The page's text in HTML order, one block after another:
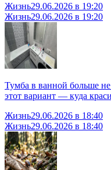
Жизнь29.06.2026 в 19:20
Жизнь29.06.2026 в 19:20
Тумба в ванной больше
этот вариант — куда
Жизнь29.06.2026 в 18:40
Жизнь29.06.2026 в 18:40